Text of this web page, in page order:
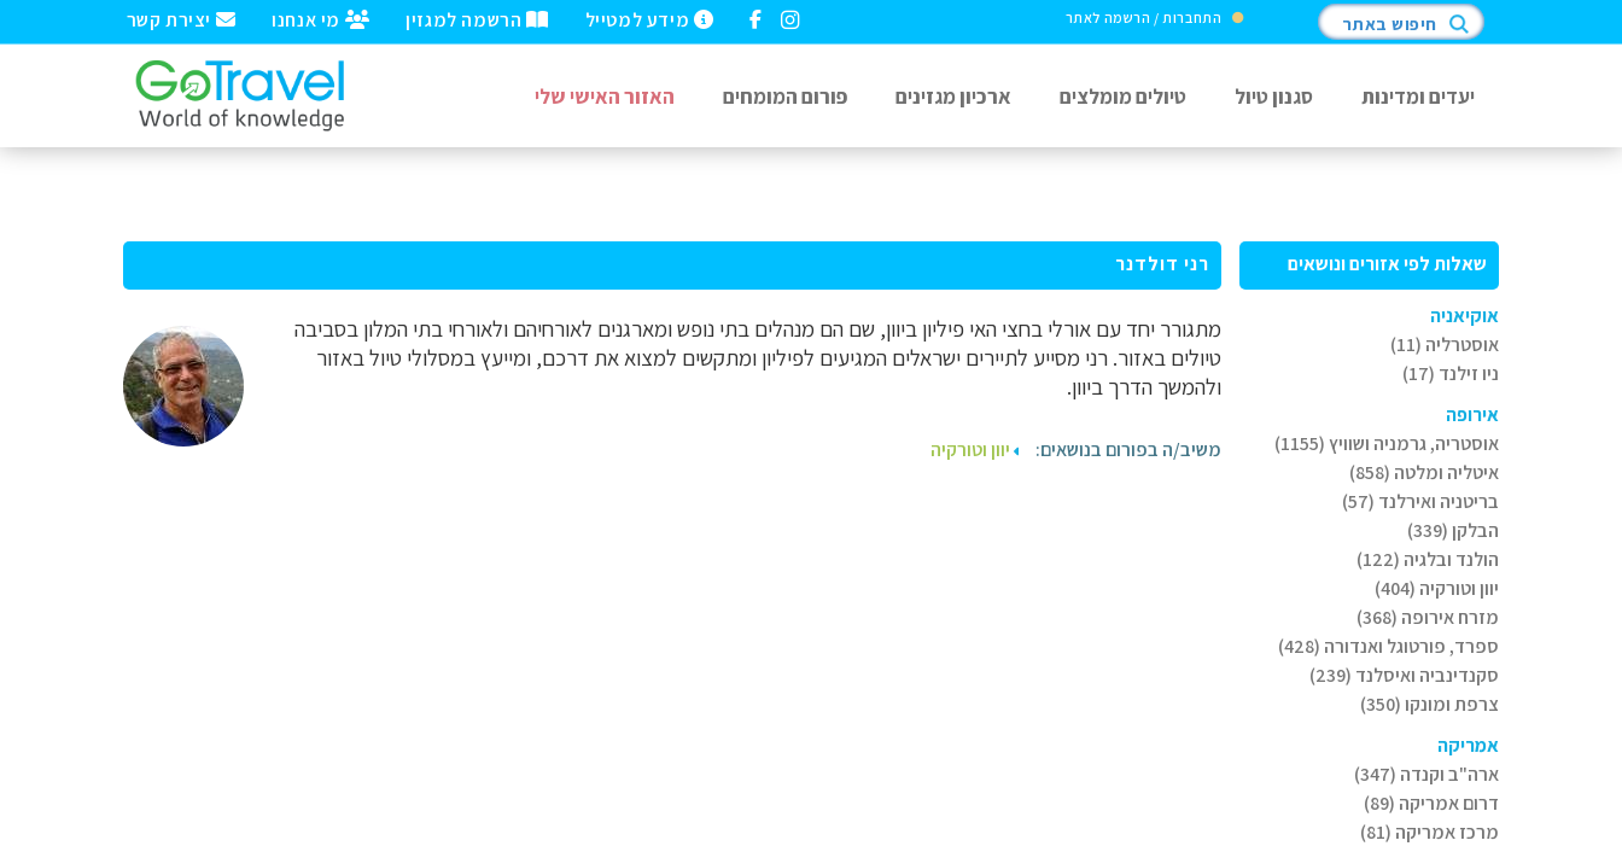
יצירת קשר מי אנחנו הרשמה למגזין מידע למטייל התחברות / הרשמה לאתר חיפוש באתר
יעדים ומדינות סגנון טיול טיולים מומלצים ארכיון מגזינים פורום המומחים האזור האישי שלי
שאלות לפי אזורים ונושאים
אוקיאניה
אוסטרליה (11)
ניו זילנד (17)
אירופה
אוסטריה, גרמניה ושוויץ (1155)
איטליה ומלטה (858)
בריטניה ואירלנד (57)
הבלקן (339)
הולנד ובלגיה (122)
יוון וטורקיה (404)
מזרח אירופה (368)
ספרד, פורטוגל ואנדורה (428)
סקנדינביה ואיסלנד (239)
צרפת ומונקו (350)
אמריקה
ארה"ב וקנדה (347)
דרום אמריקה (89)
מרכז אמריקה (81)
רני דולדנר
מתגורר יחד עם אורלי בחצי האי פיליון ביוון, שם הם מנהלים בתי נופש ומארגנים לאורחיהם ולאורחי בתי המלון בסביבה
טיולים באזור. רני מסייע לתיירים ישראלים המגיעים לפיליון ומתקשים למצוא את דרכם, ומייעץ במסלולי טיול באזור
ולהמשך הדרך ביוון.
משיב/ה בפורום בנושאים: יוון וטורקיה